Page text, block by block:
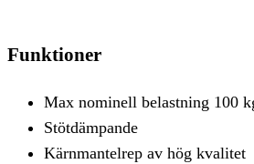
Funktioner
Max nominell belastning 100
Stötdämpande
Kärnmantelrep av hög kvalitet